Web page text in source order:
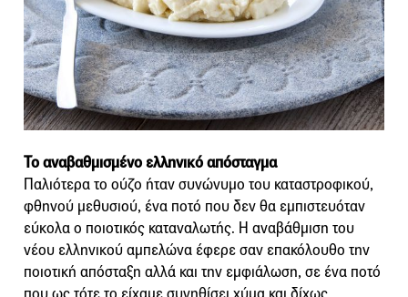
Το αναβαθμισμένο ελληνικό απόσταγμα
Παλιότερα το ούζο ήταν συνώνυμο του καταστροφικού,
φθηνού μεθυσιού, ένα ποτό που δεν θα εμπιστευόταν
εύκολα ο ποιοτικός καταναλωτής. Η αναβάθμιση του
νέου ελληνικού αμπελώνα έφερε σαν επακόλουθο την
ποιοτική απόσταξη αλλά και την εμφιάλωση, σε ένα ποτό